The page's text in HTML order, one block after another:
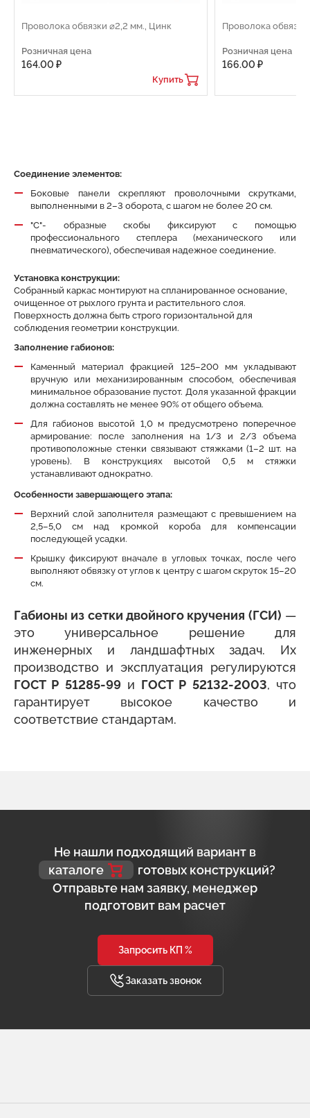
Проволока обвязки ⌀2,2 мм., Цинк
Розничная цена
164.00 ₽
Купить
Проволока
Розничная цена
166.00 ₽
Соединение элементов:
Боковые панели скрепляют проволочными скрутками,
выполненными в 2–3 оборота, с шагом не более 20 см.
"С"- образные скобы фиксируют с помощью
профессионального степлера (механического или
пневматического), обеспечивая надежное соединение.
Установка конструкции:
Собранный каркас монтируют на спланированное основание,
очищенное от рыхлого грунта и растительного слоя.
Поверхность должна быть строго горизонтальной для
соблюдения геометрии конструкции.
Заполнение габионов:
Каменный материал фракцией 125–200 мм укладывают
вручную или механизированным способом, обеспечивая
минимальное образование пустот. Доля указанной фракции
должна составлять не менее 90% от общего объема.
Для габионов высотой 1,0 м предусмотрено поперечное
армирование: после заполнения на 1/3 и 2/3 объема
противоположные стенки связывают стяжками (1–2 шт. на
уровень). В конструкциях высотой 0,5 м стяжки
устанавливают однократно.
Особенности завершающего этапа:
Верхний слой заполнителя размещают с превышением на
2,5–5,0 см над кромкой короба для компенсации
последующей усадки.
Крышку фиксируют вначале в угловых точках, после чего
выполняют обвязку от углов к центру с шагом скруток 15–20
см.
Габионы из сетки двойного кручения (ГСИ) —
это универсальное решение для
инженерных и ландшафтных задач. Их
производство и эксплуатация регулируются
ГОСТ Р 51285-99 и ГОСТ Р 52132-2003, что
гарантирует высокое качество и
соответствие стандартам.
Не нашли подходящий вариант в
каталоге
готовых конструкций?
Отправьте нам заявку, менеджер
подготовит вам расчет
Запросить КП %
Заказать звонок